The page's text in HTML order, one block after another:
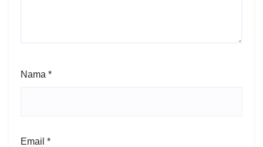
Nama *
Email *